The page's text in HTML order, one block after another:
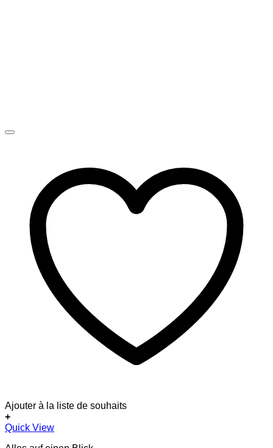
Ajouter à la liste de souhaits
+
Dieses
Quick View